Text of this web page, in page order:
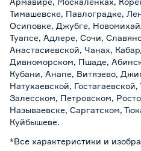
Тимашевске, Павлоградке,
Осиповке, Джубге,
Туапсе, Адлере, Сочи,
Анастасиевской, Чанах,
Дивноморском, Пшаде,
Кубани, Анапе, Витязево,
Натухаевской,
Залесском, Петровском,
Называевске, Саргатском,
Куйбышеве.
*Все характеристики и